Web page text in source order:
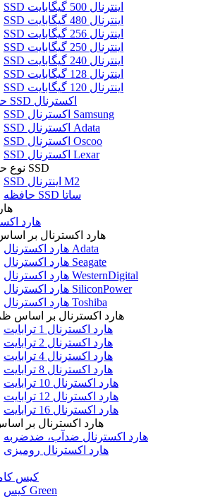
SSD اینترنال 500 گیگابایت
SSD اینترنال 480 گیگابایت
SSD اینترنال 256 گیگابایت
SSD اینترنال 250 گیگابایت
SSD اینترنال 240 گیگابایت
SSD اینترنال 128 گیگابایت
SSD اینترنال 120 گیگابایت
حافظه SSD اکسترنال
SSD اکسترنال Samsung
SSD اکسترنال Adata
SSD اکسترنال Oscoo
SSD اکسترنال Lexar
نوع حافظه SSD
SSD اینترنال M2
حافظه SSD ساتا
هارد
هارد اکسترنال بر
هارد اکسترنال Adata
هارد اکسترنال Seagate
هارد اکسترنال WesternDigital
هارد اکسترنال SiliconPower
هارد اکسترنال Toshiba
هارد اکسترنال بر اساس
هارد اکسترنال 1 ترابایت
هارد اکسترنال 2 ترابایت
هارد اکسترنال 4 ترابایت
هارد اکسترنال 8 ترابایت
هارد اکسترنال 10 ترابایت
هارد اکسترنال 12 ترابایت
هارد اکسترنال 16 ترابایت
هارد اکسترنال بر
هارد اکسترنال ضدآب، ضدضربه
هارد اکسترنال رومیزی
کیس
کیس Green